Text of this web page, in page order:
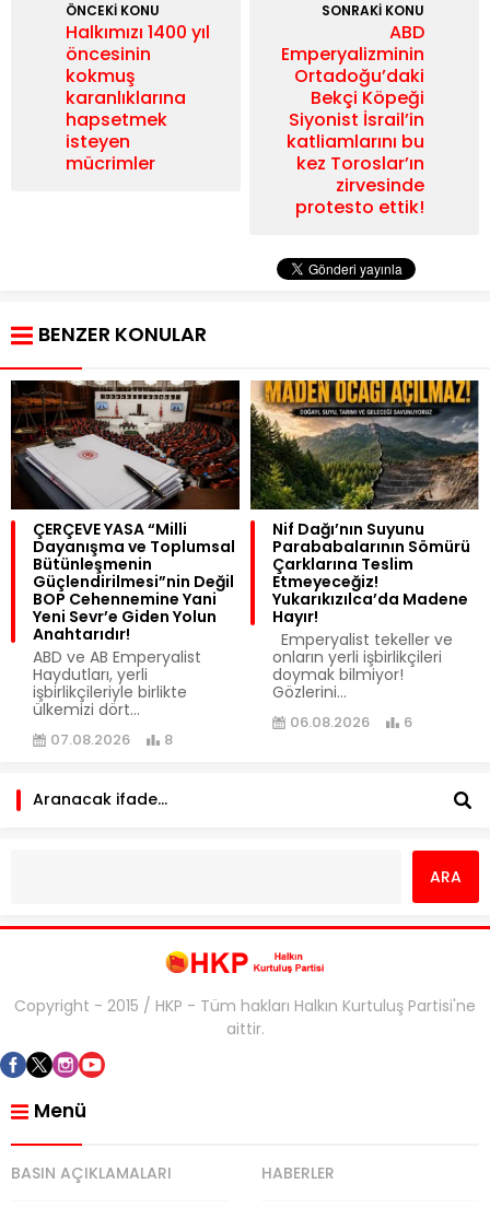
ÖNCEKİ KONU
Halkımızı 1400 yıl
öncesinin
kokmuş
karanlıklarına
hapsetmek
isteyen
mücrimler
SONRAKİ KONU
ABD
Emperyalizminin
Ortadoğu’daki
Bekçi Köpeği
Siyonist İsrail’in
katliamlarını bu
kez Toroslar’ın
zirvesinde
protesto ettik!
BENZER KONULAR
ÇERÇEVE YASA “Milli
Dayanışma ve Toplumsal
Bütünleşmenin
Güçlendirilmesi”nin Değil
BOP Cehennemine Yani
Yeni Sevr’e Giden Yolun
Anahtarıdır!
​ABD ve AB Emperyalist
Haydutları, yerli
işbirlikçileriyle birlikte
ülkemizi dört...
07.08.2026 8
Nif Dağı’nın Suyunu
Parababalarının Sömürü
Çarklarına Teslim
Etmeyeceğiz!
Yukarıkızılca’da Madene
Hayır!
Emperyalist tekeller ve
onların yerli işbirlikçileri
doymak bilmiyor!
Gözlerini...
06.08.2026 6
Copyright - 2015 / HKP - Tüm hakları Halkın Kurtuluş Partisi'ne
aittir.
Menü
BASIN AÇIKLAMALARI HABERLER